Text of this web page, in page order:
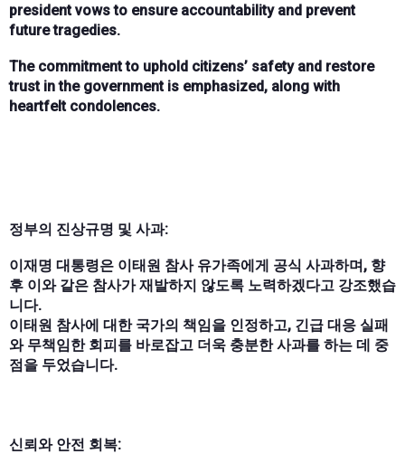
president vows to ensure accountability and prevent
future tragedies.
The commitment to uphold citizens’ safety and restore
trust in the government is emphasized, along with
heartfelt condolences.
정부의 진상규명 및 사과:
이재명 대통령은 이태원 참사 유가족에게 공식 사과하며, 향
후 이와 같은 참사가 재발하지 않도록 노력하겠다고 강조했습
니다.
이태원 참사에 대한 국가의 책임을 인정하고, 긴급 대응 실패
와 무책임한 회피를 바로잡고 더욱 충분한 사과를 하는 데 중
점을 두었습니다.
신뢰와 안전 회복: